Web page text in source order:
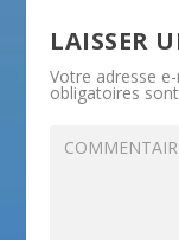
LAISSER
Votre adresse
obligatoires